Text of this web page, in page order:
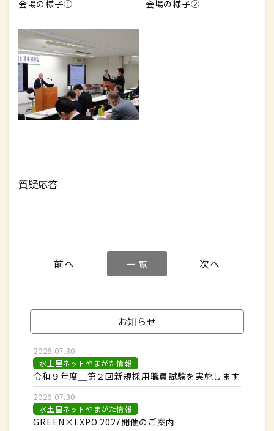
会場の様子① 会場の様子②
質疑応答
一 覧
お知らせ
2026.07.30
水土里ネットやまがた情報
令和９年度＿第２回新規採用職員試験を実施します
2026.07.30
水土里ネットやまがた情報
GREEN×EXPO 2027開催のご案内